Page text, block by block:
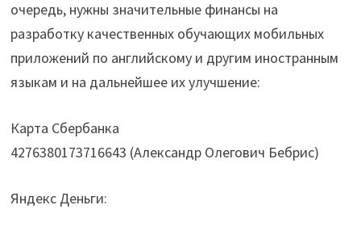
очередь, нужны значительные финансы на
разработку качественных обучающих мобильных
приложений по английскому и другим иностранным
языкам и на дальнейшее их улучшение:
Карта Сбербанка
4276380173716643 (Александр Олегович Бебрис)
Яндекс Деньги: